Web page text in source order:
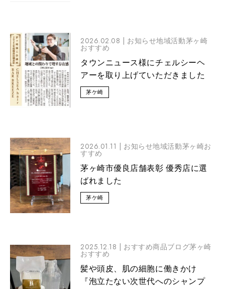
2026.02.08 | お知らせ地域活動茅ヶ崎
おすすめ
タウンニュース様にチェルシーヘ
アーを取り上げていただきました
茅ケ崎
2026.01.11 | お知らせ地域活動茅ヶ崎お
すすめ
茅ヶ崎市優良店舗表彰 優秀店に選
ばれました
茅ケ崎
2025.12.18 | おすすめ商品ブログ茅ヶ崎
おすすめ
髪や頭皮、肌の細胞に働きかけ
『泡立たない次世代へのシャンプ